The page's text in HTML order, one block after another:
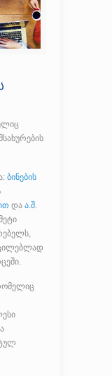
ბინების
და ა.შ.